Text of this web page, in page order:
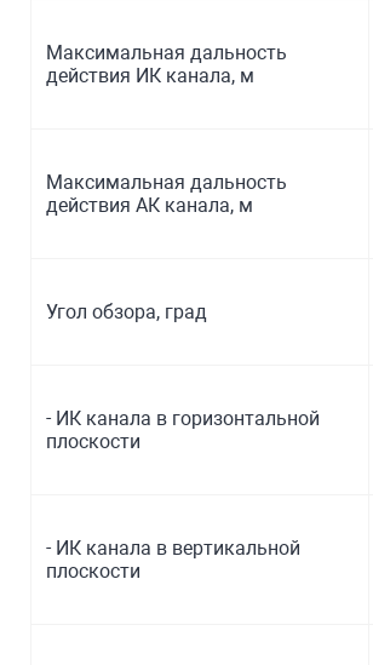
Максимальная дальность
действия ИК канала, м
Максимальная дальность
действия АК канала, м
Угол обзора, град
- ИК канала в горизонтальной
плоскости
- ИК канала в вертикальной
плоскости